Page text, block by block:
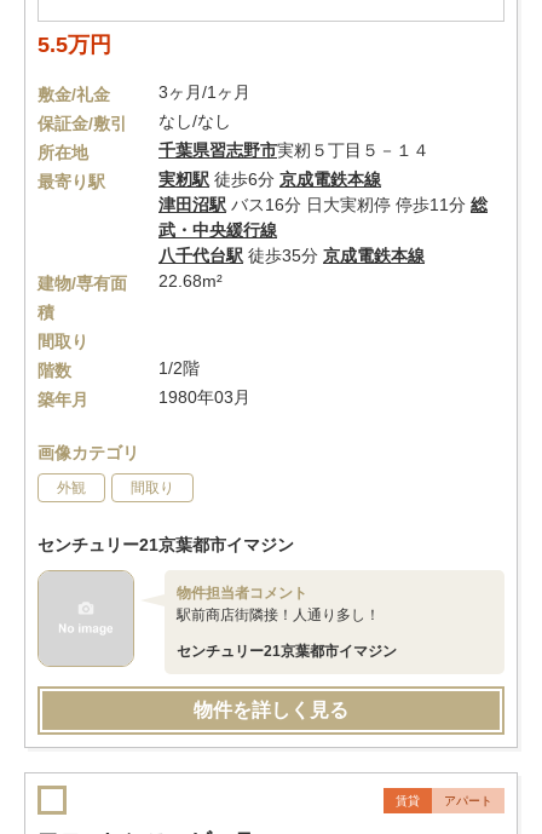
5.5万円
敷金/礼金
3ヶ月/1ヶ月
保証金/敷引
なし/なし
所在地
千葉県習志野市実籾５丁目５－１４
最寄り駅
実籾駅 徒歩6分 京成電鉄本線
津田沼駅 バス16分 日大実籾停 停歩11分 総
武・中央緩行線
八千代台駅 徒歩35分 京成電鉄本線
建物/専有面
積
22.68m²
間取り
階数
1/2階
築年月
1980年03月
画像カテゴリ
外観 間取り
センチュリー21京葉都市イマジン
物件担当者コメント
駅前商店街隣接！人通り多し！
センチュリー21京葉都市イマジン
物件を詳しく見る
賃貸 アパート